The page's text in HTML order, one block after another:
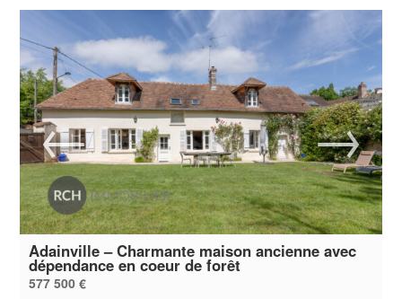
Adainville – Charmante maison ancienne avec
dépendance en coeur de forêt
577 500 €